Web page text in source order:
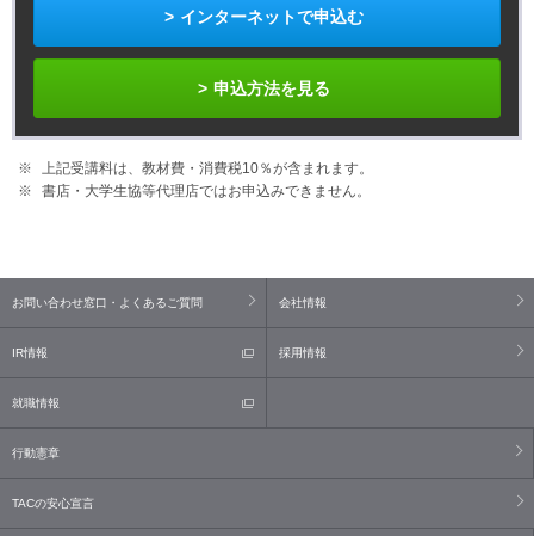
インターネットで申込む
申込方法を見る
上記受講料は、教材費・消費税10％が含まれます。
書店・大学生協等代理店ではお申込みできません。
お問い合わせ窓口・よくあるご質問 会社情報
IR情報 採用情報
就職情報
行動憲章
TACの安心宣言